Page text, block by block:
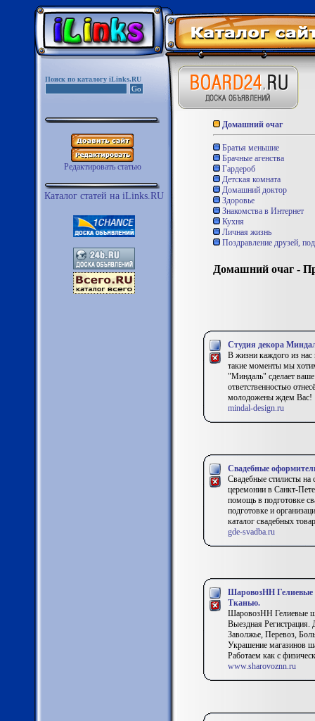
Поиск по каталогу iLinks.RU
Редактировать статью
Каталог статей на iLinks.RU
Домашний очаг
Братья меньшие
Брачные агенства
Гардероб
Детская комната
Домашний доктор
Здоровье
Знакомства в Интернет
Кухня
Личная жизнь
Поздравление друзей,
Домашний очаг -
Студия декора
В жизни каждого из
такие моменты мы
"Миндаль" сделает
ответственностью
молодожены ждем Вас!
mindal-design.ru
Свадебные
Свадебные стилисты на
церемонии в Санкт-
помощь в подготовке
подготовке и
каталог свадебных
gde-svadba.ru
ШаровозНН
Тканью.
ШаровозНН Гелиевые
Выездная Регистрация.
Заволжье, Перевоз,
Украшение магазинов
Работаем как с
www.sharovoznn.ru